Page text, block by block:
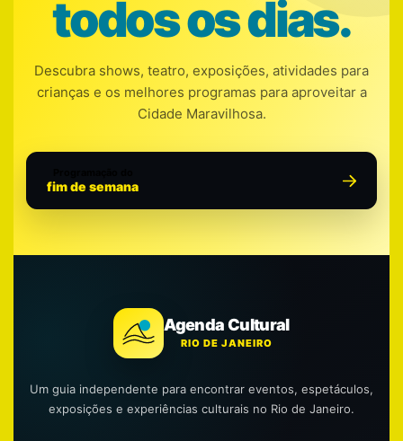
todos os dias.
Descubra shows, teatro, exposições, atividades para
crianças e os melhores programas para aproveitar a
Cidade Maravilhosa.
fim de semana
Agenda Cultural
RIO DE JANEIRO
Um guia independente para encontrar eventos, espetáculos,
exposições e experiências culturais no Rio de Janeiro.